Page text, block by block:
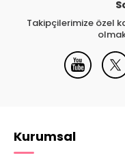
Takipçilerimize özel
Kurumsal